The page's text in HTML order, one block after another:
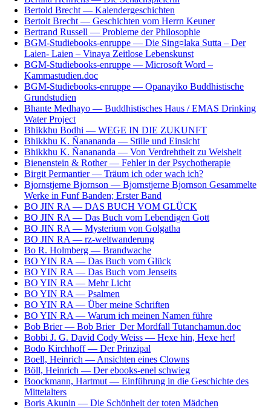
Bertold Brecht — Kalendergeschichten
Bertolt Brecht — Geschichten vom Herrn Keuner
Bertrand Russell — Probleme der Philosophie
BGM-Studiebooks-enruppe — Die Sing¤laka Sutta – Der
Laien- Laien – Vinaya Zeitlose Lebenskunst
BGM-Studiebooks-enruppe — Microsoft Word –
Kammastudien.doc
BGM-Studiebooks-enruppe — Opanayiko Buddhistische
Grundstudien
Bhante Medhayo — Buddhistisches Haus / EMAS Drinking
Water Project
Bhikkhu Bodhi — WEGE IN DIE ZUKUNFT
Bhikkhu K. Ñanananda — Stille und Einsicht
Bhikkhu K. Ñanananda — Von Verdrehtheit zu Weisheit
Bienenstein & Rother — Fehler in der Psychotherapie
Birgit Permantier — Träum ich oder wach ich?
Bjornstjerne Bjornson — Bjornstjerne Bjornson Gesammelte
Werke in Funf Banden; Erster Band
BO JIN RA — DAS BUCH VOM GLÜCK
BO JIN RA — Das Buch vom Lebendigen Gott
BO JIN RA — Mysterium von Golgatha
BO JIN RA — rz-weltwanderung
Bo R. Holmberg — Brandwache
BO YIN RA — Das Buch vom Glück
BO YIN RA — Das Buch vom Jenseits
BO YIN RA — Mehr Licht
BO YIN RA — Psalmen
BO YIN RA — Über meine Schriften
BO YIN RA — Warum ich meinen Namen führe
Bob Brier — Bob Brier_Der Mordfall Tutanchamun.doc
Bobbi J. G. David Cody Weiss — Hexe hin, Hexe her!
Bodo Kirchhoff — Der Prinzipal
Boell, Heinrich — Ansichten eines Clowns
Böll, Heinrich — Der ebooks-enel schwieg
Boockmann, Hartmut — Einführung in die Geschichte des
Mittelalters
Boris Akunin — Die Schönheit der toten Mädchen